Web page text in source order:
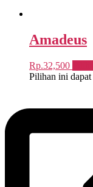
Amadeus
Rp.32,500
Pilihan ini